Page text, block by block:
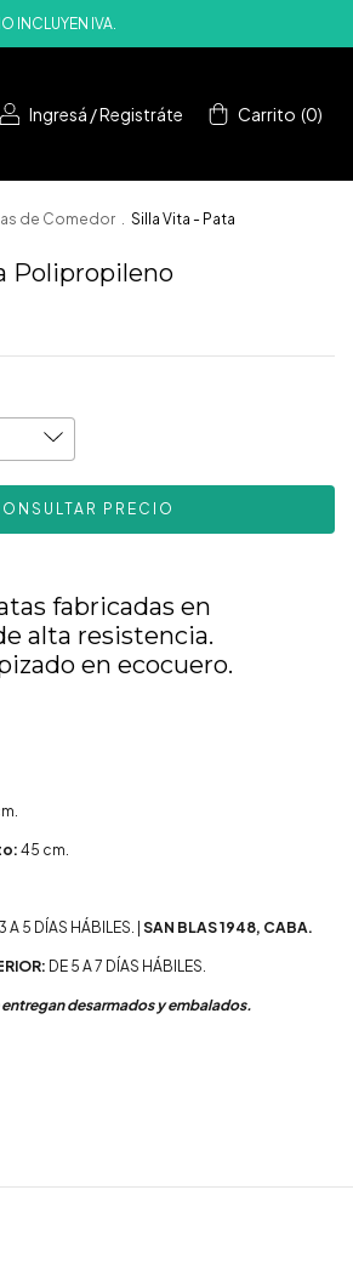
IVA.
Ingresá /Registráte Carrito (0)
de Comedor . Silla Vita - Pata
Polipropileno
fabricadas en
alta resistencia.
en ecocuero.
45 cm.
A 5 DÍAS HÁBILES. | SAN BLAS 1948, CABA.
DE 5 A 7 DÍAS HÁBILES.
desarmados y embalados.